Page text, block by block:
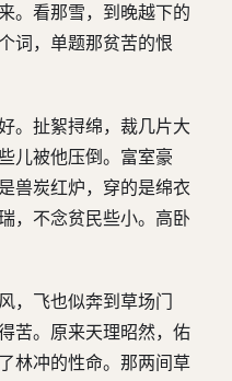
。看那雪，到晚越下的
词，单题那贫苦的恨
。扯絮挦绵，裁几片大
儿被他压倒。富室豪
兽炭红炉，穿的是绵衣
，不念贫民些小。高卧
，飞也似奔到草场门
苦。原来天理昭然，佑
林冲的性命。那两间草